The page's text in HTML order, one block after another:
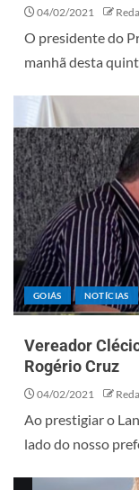
04/02/2021
O presidente do
manhã desta
GOIÁS NOTÍCIAS
Vereador
Rogério Cruz
04/02/2021
Ao prestigiar o
lado do nosso